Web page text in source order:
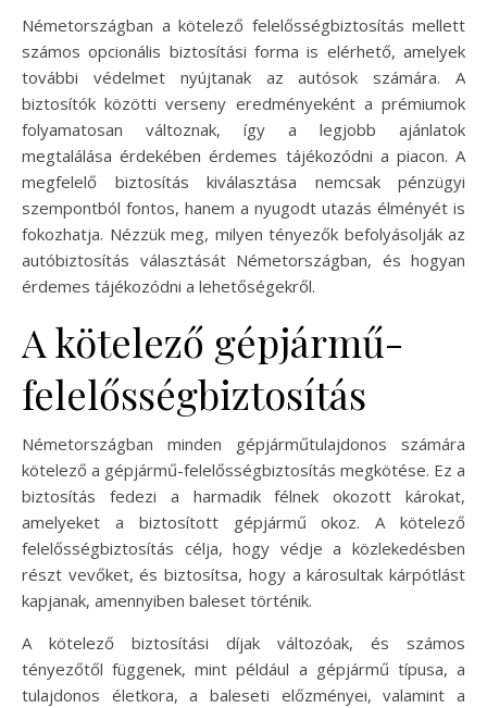
Németországban a kötelező felelősségbiztosítás mellett
számos opcionális biztosítási forma is elérhető, amelyek
további védelmet nyújtanak az autósok számára. A
biztosítók közötti verseny eredményeként a prémiumok
folyamatosan változnak, így a legjobb ajánlatok
megtalálása érdekében érdemes tájékozódni a piacon. A
megfelelő biztosítás kiválasztása nemcsak pénzügyi
szempontból fontos, hanem a nyugodt utazás élményét is
fokozhatja. Nézzük meg, milyen tényezők befolyásolják az
autóbiztosítás választását Németországban, és hogyan
érdemes tájékozódni a lehetőségekről.
A kötelező gépjármű-
felelősségbiztosítás
Németországban minden gépjárműtulajdonos számára
kötelező a gépjármű-felelősségbiztosítás megkötése. Ez a
biztosítás fedezi a harmadik félnek okozott károkat,
amelyeket a biztosított gépjármű okoz. A kötelező
felelősségbiztosítás célja, hogy védje a közlekedésben
részt vevőket, és biztosítsa, hogy a károsultak kárpótlást
kapjanak, amennyiben baleset történik.
A kötelező biztosítási díjak változóak, és számos
tényezőtől függenek, mint például a gépjármű típusa, a
tulajdonos életkora, a baleseti előzményei, valamint a